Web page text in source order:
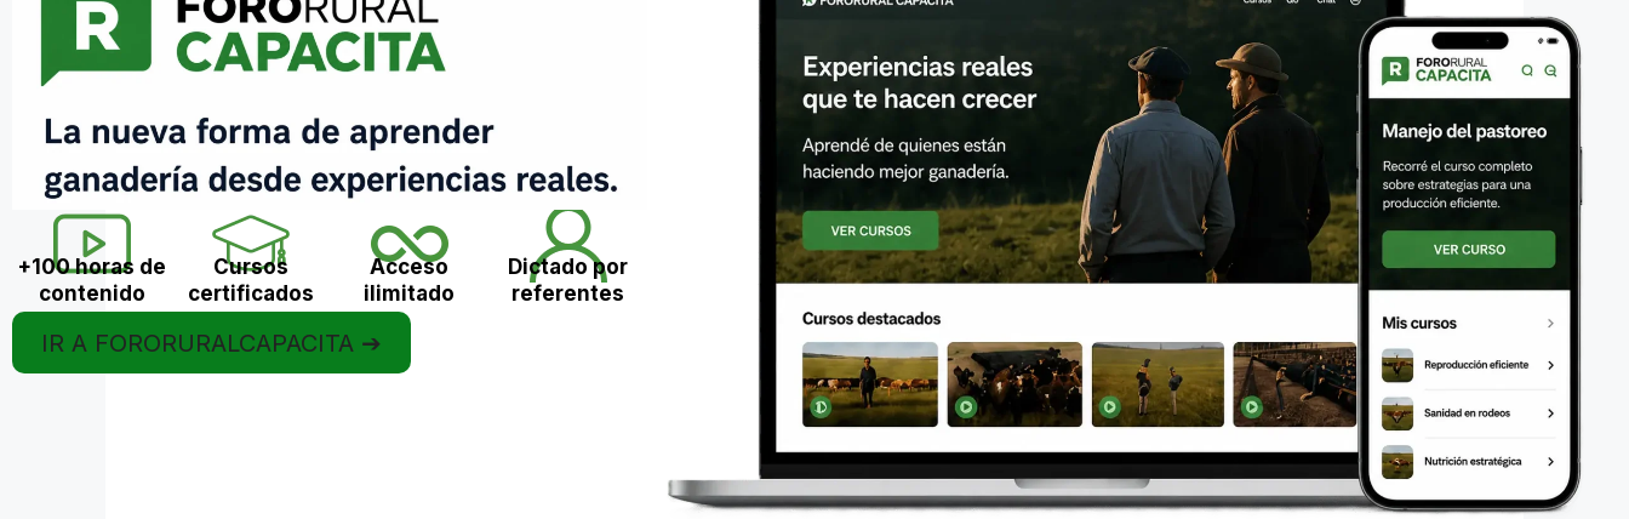
+100 horas de
contenido
Cursos
certificados
Acceso
ilimitado
Dictado por
referentes
IR A FORORURALCAPACITA ➔